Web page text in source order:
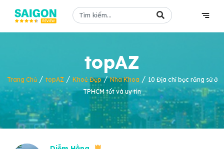
topAZ
Trang Chủ/ topAZ / Khoẻ Đẹp/Nha Khoa / 10 Địa chỉ bọc răng sứ ở
TPHCM tốt và uy tín